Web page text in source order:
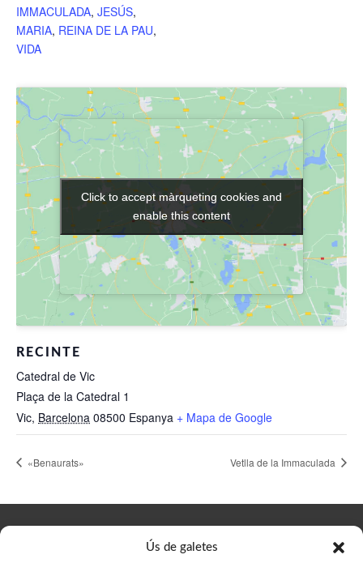
Ús de galetes
IMMACULADA, JESÚS,
MARIA, REINA DE LA PAU,
VIDA
RECINTE
Catedral de Vic
Plaça de la Catedral 1
Vic, Barcelona 08500 Espanya + Mapa de Google
Click to accept màrqueting cookies and
enable this content
Click to accept màrqueting cookies and
enable this content
«Benaurats» Vetlla de la Immaculada